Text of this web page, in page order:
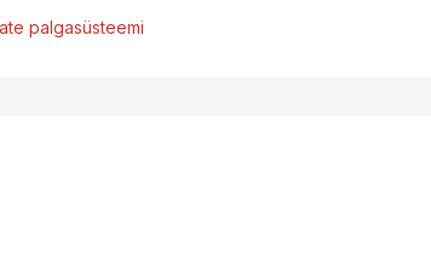
palgasüsteemi